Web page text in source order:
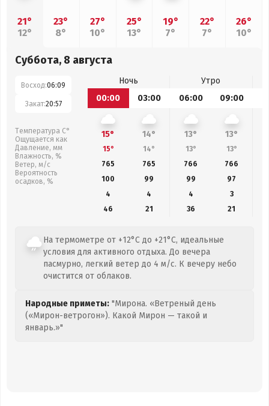
21°
12°
23°
8°
27°
10°
25°
13°
19°
7°
22°
7°
26°
10°
Суббота, 8 августа
Восход:06:09
Закат:20:57
Температура С°
Ощущается как
Давление, мм
Влажность, %
Ветер, м/с
Вероятность
осадков, %
Ночь
Утро
00:00
03:00 06:00 09:00
15° 14° 13° 13°
15° 14° 13° 13°
765
765 766 766
100
99 99 97
4
4 4
3
46
21 36 21
На термометре от +12°C до +21°C, идеальные
условия для активного отдыха. До вечера
пасмурно, легкий ветер до 4 м/с. К вечеру небо
очистится от облаков.
Народные приметы: "Мирона. «Ветреный день
(«Мирон-ветрогон»). Какой Мирон — такой и
январь.»"